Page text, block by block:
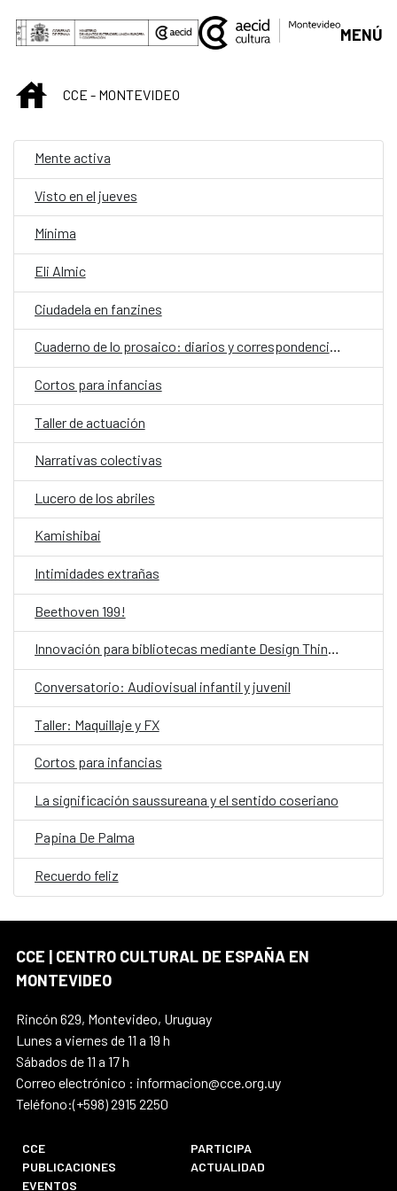
Saltar al contenido principal
MENÚ
INICIOCCE - MONTEVIDEO
Mente activa
Visto en el jueves
Mínima
Eli Almic
Ciudadela en fanzines
Cuaderno de lo prosaico: diarios y correspondencias
Cortos para infancias
Taller de actuación
Narrativas colectivas
Lucero de los abriles
Kamishibai
Intimidades extrañas
Beethoven 199!
Innovación para bibliotecas mediante Design Thinking asistido por IA
Conversatorio: Audiovisual infantil y juvenil
Taller: Maquillaje y FX
Cortos para infancias
La significación saussureana y el sentido coseriano
Papina De Palma
Recuerdo feliz
CCE | CENTRO CULTURAL DE ESPAÑA EN
MONTEVIDEO
Rincón 629, Montevideo, Uruguay
Lunes a viernes de 11 a 19 h
Sábados de 11 a 17 h
Correo electrónico : informacion@cce.org.uy
Teléfono:(+598) 2915 2250
CCE
PARTICIPA
PUBLICACIONES
ACTUALIDAD
EVENTOS